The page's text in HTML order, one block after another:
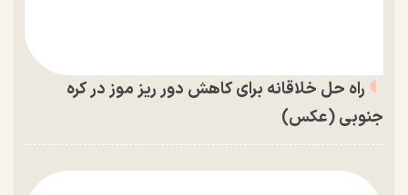
راه حل خلاقانه برای کاهش دور ریز موز در کره
جنوبی (عکس)